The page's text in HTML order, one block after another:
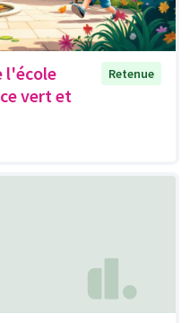
l'école
vert et
Retenue